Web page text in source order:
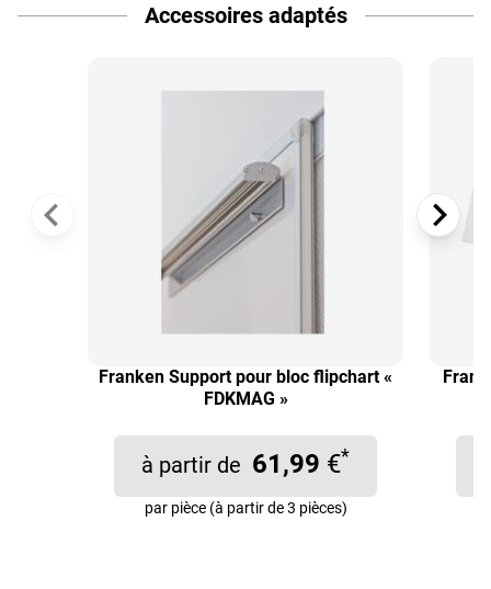
Accessoires adaptés
Franken Support pour bloc flipchart «
FDKMAG »
à partir de 61,99 €*
par pièce (à partir de 3 pièces)